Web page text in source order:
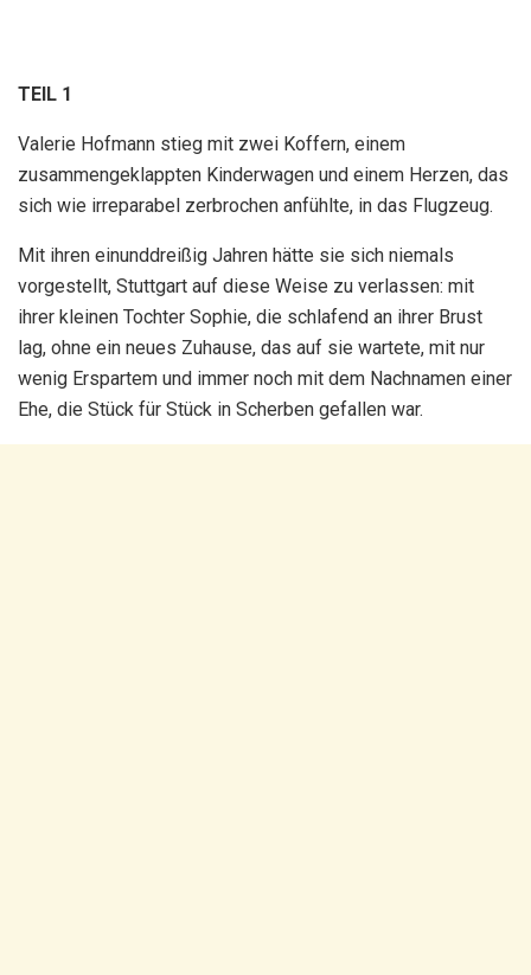
TEIL 1
Valerie Hofmann stieg mit zwei Koffern, einem
zusammengeklappten Kinderwagen und einem Herzen, das
sich wie irreparabel zerbrochen anfühlte, in das Flugzeug.
Mit ihren einunddreißig Jahren hätte sie sich niemals
vorgestellt, Stuttgart auf diese Weise zu verlassen: mit
ihrer kleinen Tochter Sophie, die schlafend an ihrer Brust
lag, ohne ein neues Zuhause, das auf sie wartete, mit nur
wenig Erspartem und immer noch mit dem Nachnamen einer
Ehe, die Stück für Stück in Scherben gefallen war.